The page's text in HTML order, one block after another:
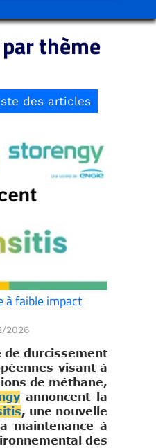
thème
des articles
à faible impact
2026
de durcissement
visant à
de méthane,
annoncent la
, une nouvelle
maintenance à
des